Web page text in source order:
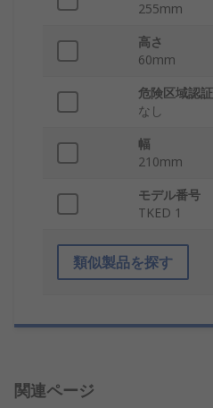
255mm
高さ
60mm
危険区域認証
なし
幅
210mm
モデル番号
TKED 1
類似製品を探す
関連ページ